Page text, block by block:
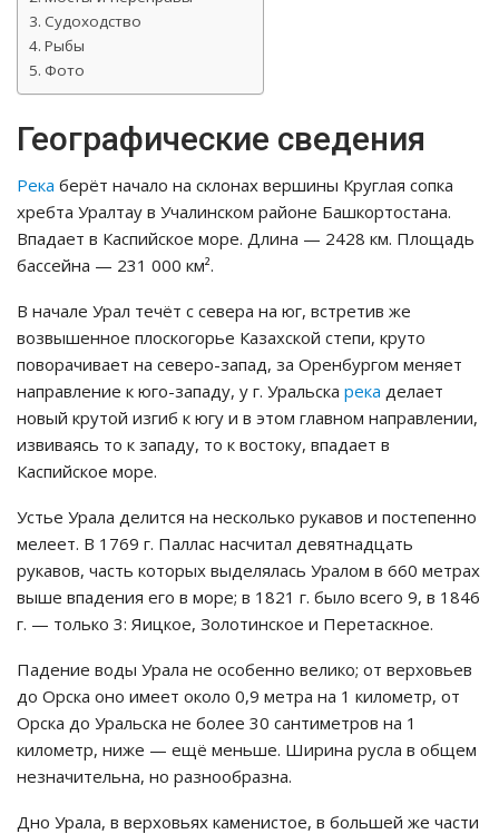
Судоходство
Рыбы
Фото
Географические сведения
Река берёт начало на склонах вершины Круглая сопка
хребта Уралтау в Учалинском районе Башкортостана.
Впадает в Каспийское море. Длина — 2428 км. Площадь
бассейна — 231 000 км².
В начале Урал течёт с севера на юг, встретив же
возвышенное плоскогорье Казахской степи, круто
поворачивает на северо-запад, за Оренбургом меняет
направление к юго-западу, у г. Уральска река делает
новый крутой изгиб к югу и в этом главном направлении,
извиваясь то к западу, то к востоку, впадает в
Каспийское море.
Устье Урала делится на несколько рукавов и постепенно
мелеет. В 1769 г. Паллас насчитал девятнадцать
рукавов, часть которых выделялась Уралом в 660 метрах
выше впадения его в море; в 1821 г. было всего 9, в 1846
г. — только 3: Яицкое, Золотинское и Перетаскное.
Падение воды Урала не особенно велико; от верховьев
до Орска оно имеет около 0,9 метра на 1 километр, от
Орска до Уральска не более 30 сантиметров на 1
километр, ниже — ещё меньше. Ширина русла в общем
незначительна, но разнообразна.
Дно Урала, в верховьях каменистое, в большей же части